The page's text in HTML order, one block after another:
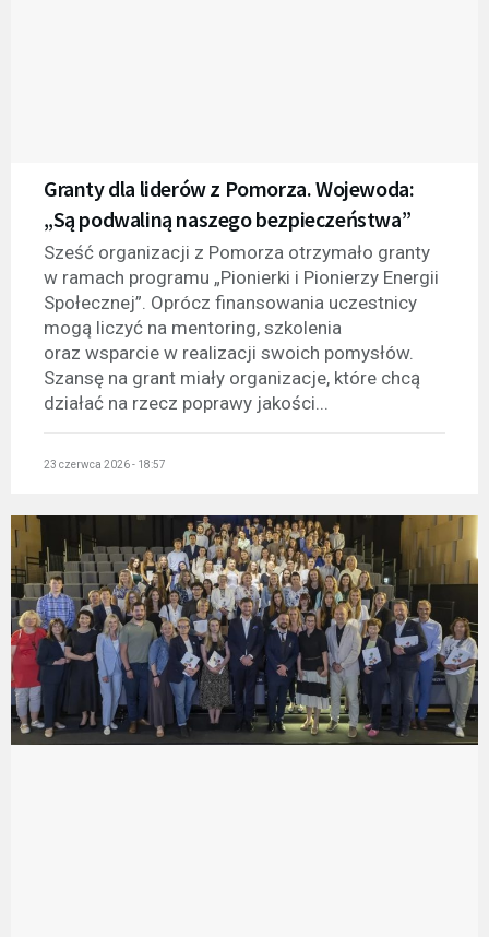
Granty dla liderów z Pomorza. Wojewoda:
„Są podwaliną naszego bezpieczeństwa”
Sześć organizacji z Pomorza otrzymało granty
w ramach programu „Pionierki i Pionierzy Energii
Społecznej”. Oprócz finansowania uczestnicy
mogą liczyć na mentoring, szkolenia
oraz wsparcie w realizacji swoich pomysłów.
Szansę na grant miały organizacje, które chcą
działać na rzecz poprawy jakości...
23 czerwca 2026 - 18:57